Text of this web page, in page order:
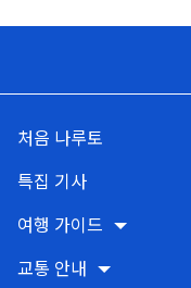
처음 나루토
특집 기사
여행 가이드
교통 안내